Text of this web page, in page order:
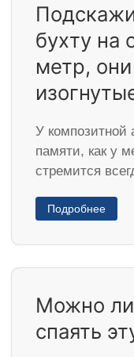
бухту на
метр,
У композитной
памяти, как у
стремится
Подробнее
Можно ли
спаять